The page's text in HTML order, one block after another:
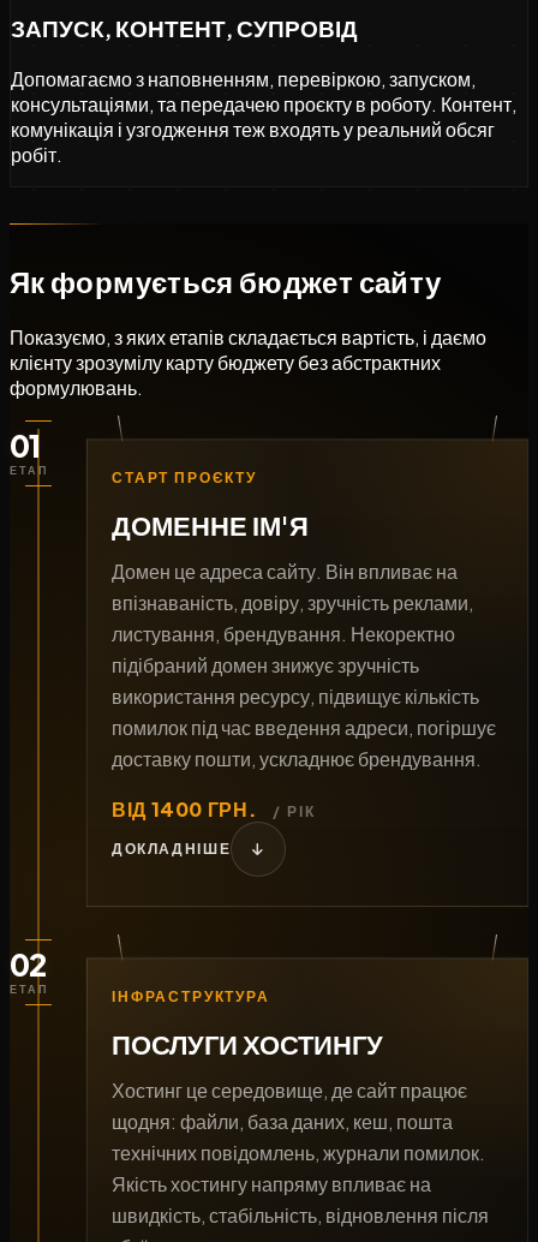
ЗАПУСК, КОНТЕНТ, СУПРОВІД
Допомагаємо з наповненням, перевіркою, запуском,
консультаціями, та передачею проєкту в роботу. Контент,
комунікація і узгодження теж входять у реальний обсяг
робіт.
Як формується бюджет сайту
Показуємо, з яких етапів складається вартість, і даємо
клієнту зрозумілу карту бюджету без абстрактних
формулювань.
01
ЕТАП СТАРТ ПРОЄКТУ
ДОМЕННЕ ІМ'Я
Домен це адреса сайту. Він впливає на
впізнаваність, довіру, зручність реклами,
листування, брендування. Некоректно
підібраний домен знижує зручність
використання ресурсу, підвищує кількість
помилок під час введення адреси, погіршує
доставку пошти, ускладнює брендування.
На ціну домену впливають доменна зона,
правила реєстрації, дефіцит коротких назв,
потреба в торговій марці для окремих зон.
Окремо врахуйте захист домену:
двофакторний доступ до акаунта
реєстратора, блокування перенесення,
резервні контакти. Корисний чек-лист перед
Перевірте читабельність назви вголос, на
слух, без дефісів, складних
буквосполучень.
Переконайтеся, що назва не схожа на
конкурента, не провокує плутанину.
ВІД 1400 ГРН. / РІК
ДОКЛАДНІШЕ
02
ЕТАП ІНФРАСТРУКТУРА
ПОСЛУГИ ХОСТИНГУ
Хостинг це середовище, де сайт працює
щодня: файли, база даних, кеш, пошта
технічних повідомлень, журнали помилок.
Якість хостингу напряму впливає на
швидкість, стабільність, відновлення після